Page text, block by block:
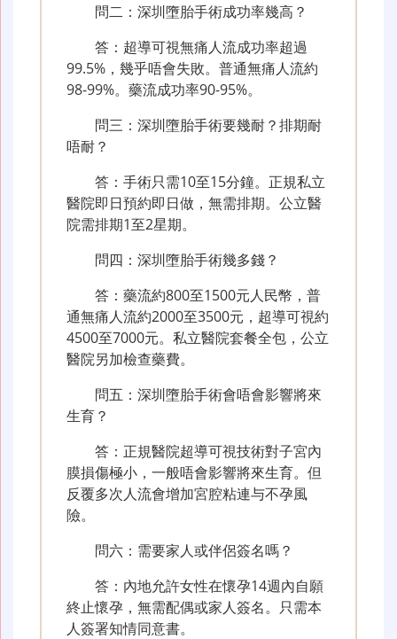
問二：深圳墮胎手術成功率幾高？
答：超導可視無痛人流成功率超過
99.5%，幾乎唔會失敗。普通無痛人流約
98-99%。藥流成功率90-95%。
問三：深圳墮胎手術要幾耐？排期耐
唔耐？
答：手術只需10至15分鐘。正規私立
醫院即日預約即日做，無需排期。公立醫
院需排期1至2星期。
問四：深圳墮胎手術幾多錢？
答：藥流約800至1500元人民幣，普
通無痛人流約2000至3500元，超導可視約
4500至7000元。私立醫院套餐全包，公立
醫院另加檢查藥費。
問五：深圳墮胎手術會唔會影響將來
生育？
答：正規醫院超導可視技術對子宮內
膜損傷極小，一般唔會影響將來生育。但
反覆多次人流會增加宮腔粘連与不孕風
險。
問六：需要家人或伴侶簽名嗎？
答：內地允許女性在懷孕14週內自願
終止懷孕，無需配偶或家人簽名。只需本
人簽署知情同意書。